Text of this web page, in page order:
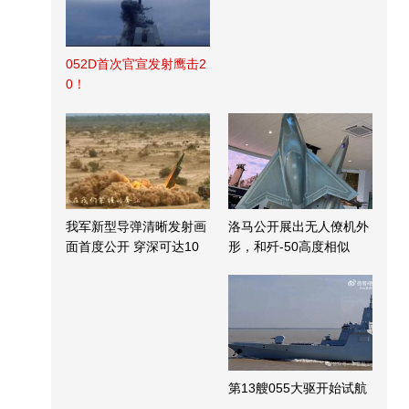
052D首次官宣发射鹰击2
0！
我军新型导弹清晰发射画
面首度公开 穿深可达10
洛马公开展出无人僚机外
形，和歼-50高度相似
第13艘055大驱开始试航